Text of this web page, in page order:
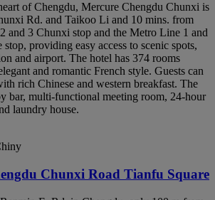
of Chengdu, Mercure Chengdu Chunxi is
Rd. and Taikoo Li and 10 mins. from
and 3 Chunxi stop and the Metro Line 1 and
stop, providing easy access to scenic spots,
and airport. The hotel has 374 rooms
and romantic French style. Guests can
rich Chinese and western breakfast. The
bar, multi-functional meeting room, 24-hour
laundry house.
Chunxi Road Tianfu Square